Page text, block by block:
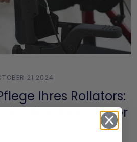
21 2024
Ihres Rollators:
Sie die Lebensdauer